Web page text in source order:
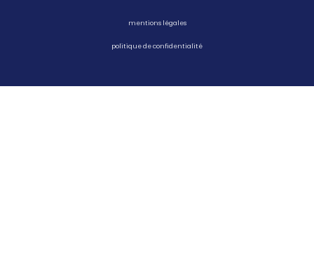
mentions légales
politique de confidentialité